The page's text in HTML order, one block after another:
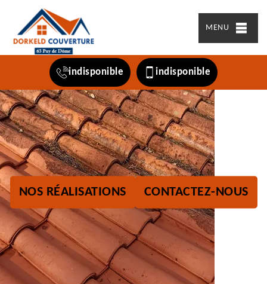
MENU
indisponible indisponible
NOS RÉALISATIONS CONTACTEZ-NOUS